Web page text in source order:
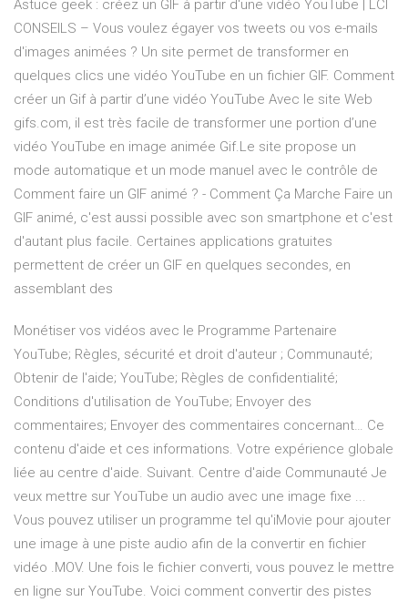
Astuce geek : créez un GIF à partir d'une vidéo YouTube | LCI
CONSEILS – Vous voulez égayer vos tweets ou vos e-mails
d'images animées ? Un site permet de transformer en
quelques clics une vidéo YouTube en un fichier GIF. Comment
créer un Gif à partir d’une vidéo YouTube Avec le site Web
gifs.com, il est très facile de transformer une portion d’une
vidéo YouTube en image animée Gif.Le site propose un
mode automatique et un mode manuel avec le contrôle de
Comment faire un GIF animé ? - Comment Ça Marche Faire un
GIF animé, c'est aussi possible avec son smartphone et c'est
d'autant plus facile. Certaines applications gratuites
permettent de créer un GIF en quelques secondes, en
assemblant des
Monétiser vos vidéos avec le Programme Partenaire
YouTube; Règles, sécurité et droit d'auteur ; Communauté;
Obtenir de l'aide; YouTube; Règles de confidentialité;
Conditions d'utilisation de YouTube; Envoyer des
commentaires; Envoyer des commentaires concernant… Ce
contenu d'aide et ces informations. Votre expérience globale
liée au centre d'aide. Suivant. Centre d'aide Communauté Je
veux mettre sur YouTube un audio avec une image fixe ...
Vous pouvez utiliser un programme tel qu'iMovie pour ajouter
une image à une piste audio afin de la convertir en fichier
vidéo .MOV. Une fois le fichier converti, vous pouvez le mettre
en ligne sur YouTube. Voici comment convertir des pistes